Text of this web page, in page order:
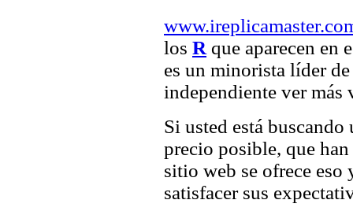
los R que aparecen en
es un minorista líder
independiente ver más
Si usted está
precio posible, que
sitio web se ofrece eso
satisfacer sus